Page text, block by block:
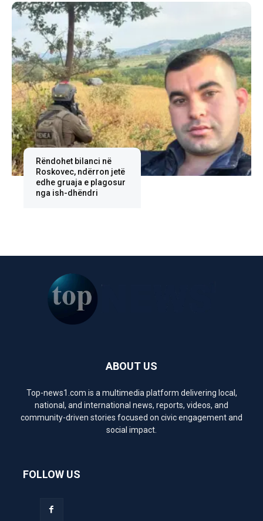
Rëndohet bilanci në
Roskovec, ndërron jetë
edhe gruaja e plagosur
nga ish-dhëndri
ABOUT US
Top-news1.com is a multimedia platform delivering local,
national, and international news, reports, videos, and
community-driven stories focused on civic engagement and
social impact.
FOLLOW US